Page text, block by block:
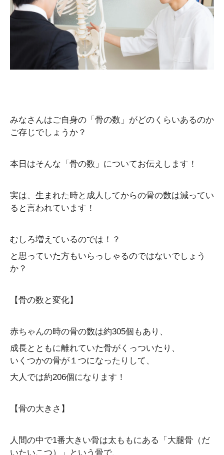
みなさんはご自身の「骨の数」がどのくらいあるのか
ご存じでしょうか？
本日はそんな「骨の数」についてお伝えします！
実は、生まれた時と成人してからの骨の数は減ってい
ると言われています！
むしろ増えているのでは！？
と思っていた方もいらっしゃるのではないでしょう
か？
【骨の数と変化】
赤ちゃんの時の骨の数は約305個もあり、
成長とともに離れていた骨がくっついたり、
いくつかの骨が１つになったりして、
大人では約206個になります！
【骨の大きさ】
人間の中で1番大きい骨は太ももにある「大腿骨（だ
いたいこつ）」という骨で、